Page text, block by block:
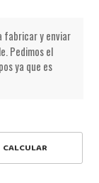
fabricar y enviar
Pedimos el
ya que es
CALCULAR